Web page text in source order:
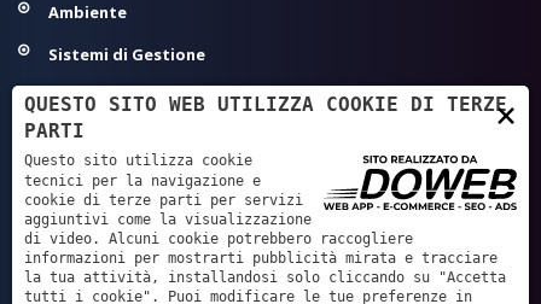
Ambiente
Sistemi di Gestione
Modelli Organizzativi 231
Agroalimentare ed Igiene
Sanità - Autorizzazione/Accreditamento
GDPR - Privacy
Servizi Tecnici e Progettazione
×
QUESTO SITO WEB UTILIZZA COOKIE DI TERZE
PARTI
Questo sito utilizza cookie
tecnici per la navigazione e
cookie di terze parti per servizi
aggiuntivi come la visualizzazione
di video. Alcuni cookie potrebbero raccogliere
informazioni per mostrarti pubblicità mirata e tracciare
la tua attività, installandosi solo cliccando su "Accetta
tutti i cookie". Puoi modificare le tue preferenze in